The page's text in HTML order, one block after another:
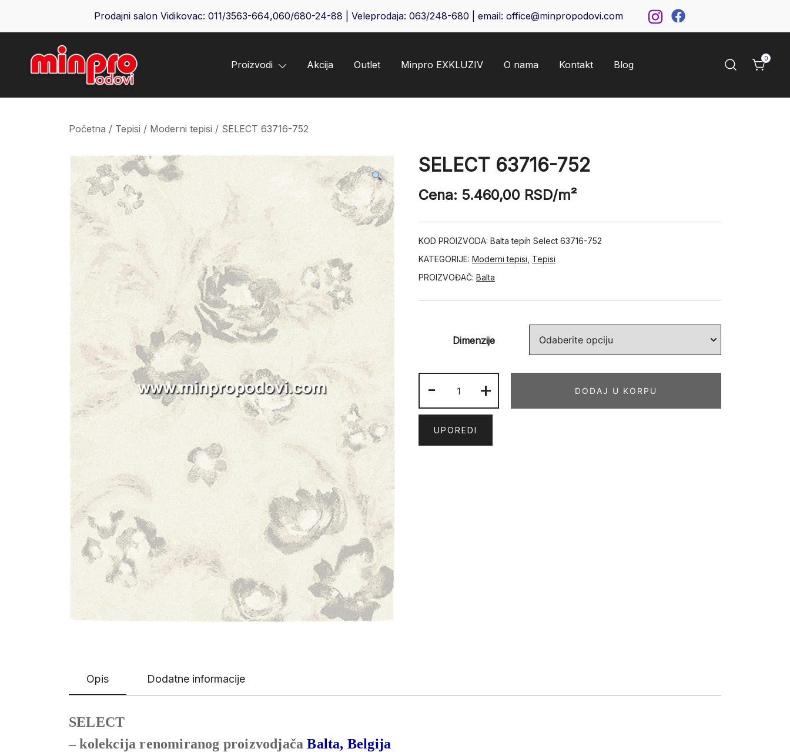
Prodajni salon Vidikovac: 011/3563-664,060/680-24-88 | Veleprodaja: 063/248-680 | email: office@minpropodovi.com
Minpro podovi
Proizvodi Akcija Outlet Minpro EXKLUZIV O nama Kontakt Blog
0
Početna / Tepisi / Moderni tepisi / SELECT 63716-752
SELECT 63716-752
Cena: 5.460,00 RSD/m²
KOD PROIZVODA: Balta tepih Select 63716-752
KATEGORIJE: Moderni tepisi Tepisi
PROIZVOĐAČ: Balta
Dimenzije
-
63716-
752
količina
+ DODAJ U KORPU
UPOREDI
Opis Dodatne informacije
SELECT
– kolekcija renomiranog proizvodjačaBalta, Belgija